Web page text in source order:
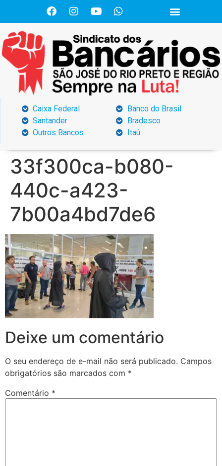
Caixa Federal
Santander
Outros Bancos
Banco do Brasil
Bradesco
Itaú
33f300ca-b080-
440c-a423-
7b00a4bd7de6
Deixe um comentário
O seu endereço de e-mail não será publicado. Campos
obrigatórios são marcados com *
Comentário *